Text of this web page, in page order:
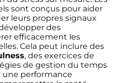
sont conçus pour aider
leurs propres signaux
des
efficacement les
Cela peut inclure des
, des exercices de
de gestion du temps
performance